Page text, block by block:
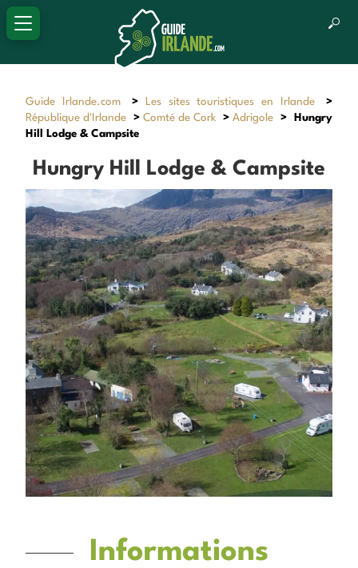
Guide Irlande.com > Les sites touristiques en Irlande
>
République d'Irlande
> Comté de Cork > Adrigole >
Hungry
Hill Lodge & Campsite
Hungry Hill Lodge & Campsite
Informations